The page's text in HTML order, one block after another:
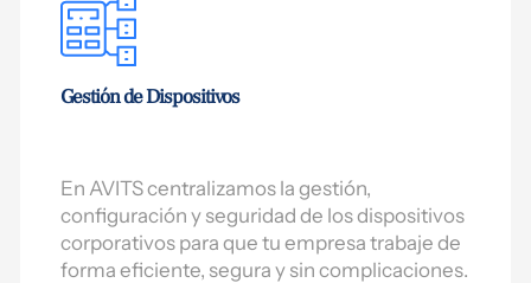
Gestión de Dispositivos
En AVITS centralizamos la gestión,
configuración y seguridad de los dispositivos
corporativos para que tu empresa trabaje de
forma eficiente, segura y sin complicaciones.